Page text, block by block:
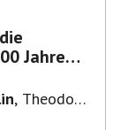
Jahre
, Theodor-